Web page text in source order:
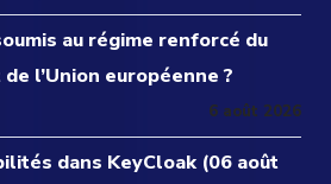
au régime renforcé du
l’Union européenne ?
6 août 2026
dans KeyCloak (06 août